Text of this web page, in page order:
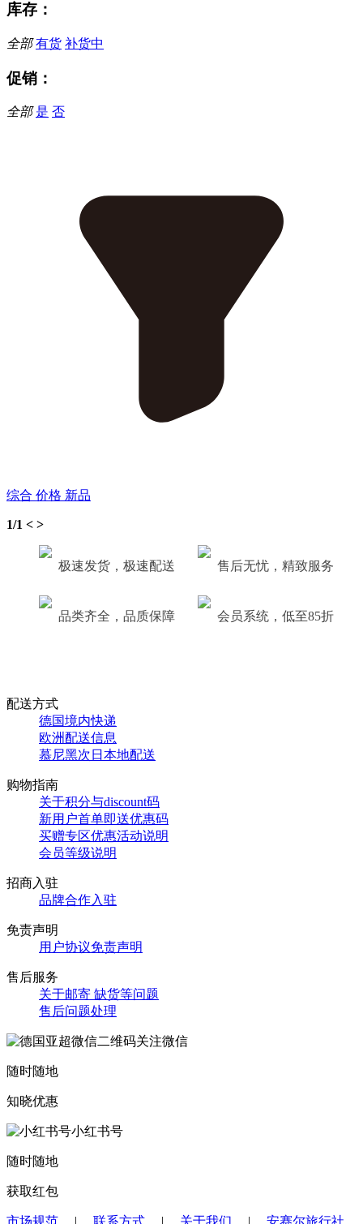
库存：
全部 有货 补货中
促销：
全部 是 否
综合 价格 新品
1/1 < >
极速发货，极速配送 售后无忧，精致服务
品类齐全，品质保障 会员系统，低至85折
配送方式
德国境内快递
欧洲配送信息
慕尼黑次日本地配送
购物指南
关于积分与discount码
新用户首单即送优惠码
买赠专区优惠活动说明
会员等级说明
招商入驻
品牌合作入驻
免责声明
用户协议免责声明
售后服务
关于邮寄 缺货等问题
售后问题处理
关注微信
随时随地
知晓优惠
小红书号
随时随地
获取红包